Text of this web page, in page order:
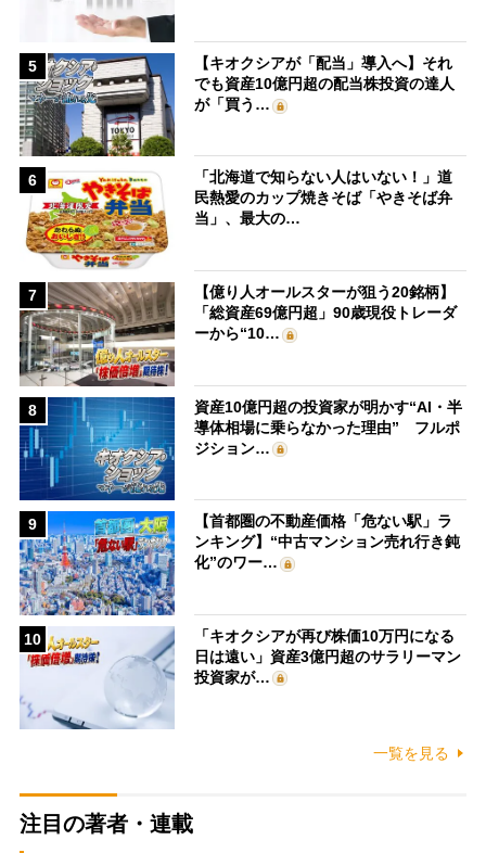
5
【キオクシアが「配当」導入へ】それ
でも資産10億円超の配当株投資の達人
が「買う…
6
「北海道で知らない人はいない！」道
民熱愛のカップ焼きそば「やきそば弁
当」、最大の…
7
【億り人オールスターが狙う20銘柄】
「総資産69億円超」90歳現役トレーダ
ーから“10…
8
資産10億円超の投資家が明かす“AI・半
導体相場に乗らなかった理由” フルポ
ジション…
9
【首都圏の不動産価格「危ない駅」ラ
ンキング】“中古マンション売れ行き鈍
化”のワー…
10
「キオクシアが再び株価10万円になる
日は遠い」資産3億円超のサラリーマン
投資家が…
一覧を見る
注目の著者・連載